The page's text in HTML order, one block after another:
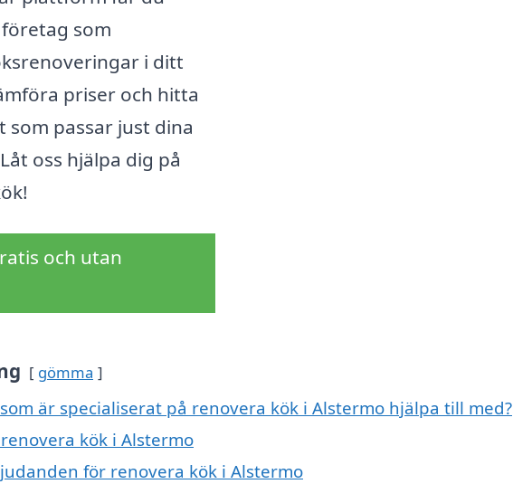
som
i ditt
priser och hitta
passar just dina
oss hjälpa dig på
och utan
gömma
är specialiserat på renovera kök i Alstermo hjälpa till med?
kök i Alstermo
för renovera kök i Alstermo